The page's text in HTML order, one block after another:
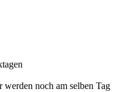
noch am selben Tag